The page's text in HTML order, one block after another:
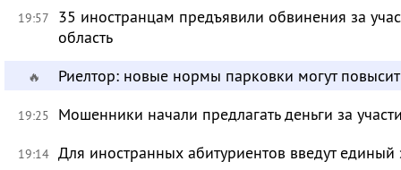
19:57
35 иностранцам предъявили обвинения за
область
🔥 Риелтор: новые нормы парковки могут
19:25 Мошенники начали предлагать деньги за
19:14 Для иностранных абитуриентов введут